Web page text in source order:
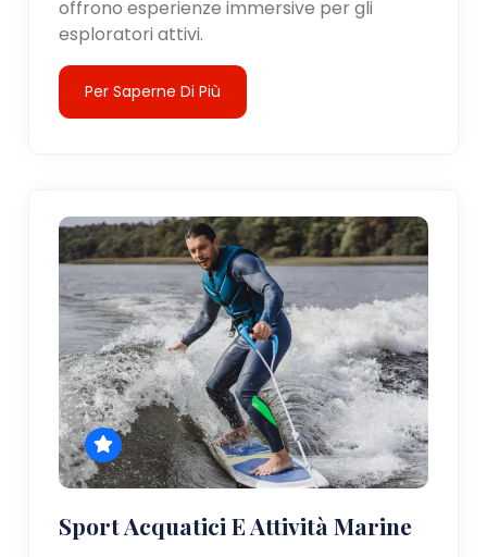
offrono esperienze immersive per gli
esploratori attivi.
Per Saperne Di Più
Sport Acquatici E Attività Marine